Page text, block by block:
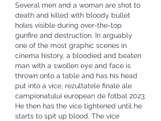
Several men and a woman are shot to
death and killed with bloody bullet
holes visible during over-the-top
gunfire and destruction. In arguably
one of the most graphic scenes in
cinema history, a bloodied and beaten
man with a swollen eye and face is
thrown onto a table and has his head
put into a vice, rezultatele finale ale
campionatului european de fotbal 2023.
He then has the vice tightened until he
starts to spit up blood. The vice